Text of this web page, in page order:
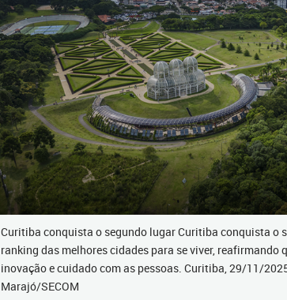
Curitiba conquista o segundo lugar Curitiba conquista o
ranking das melhores cidades para se viver, reafirmando
inovação e cuidado com as pessoas. Curitiba, 29/11/
Marajó/SECOM